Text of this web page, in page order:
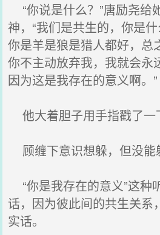
“你说是什么？”唐励尧给
神，“我们是共生的，你是什
你是羊是狼是猎人都好，总
你不主动放弃我，我就会永
因为这是我存在的意义啊。”
他大着胆子用手指戳了一
顾缠下意识想躲，但没能
“你是我存在的意义”这种
话，因为彼此间的共生关系
实话。